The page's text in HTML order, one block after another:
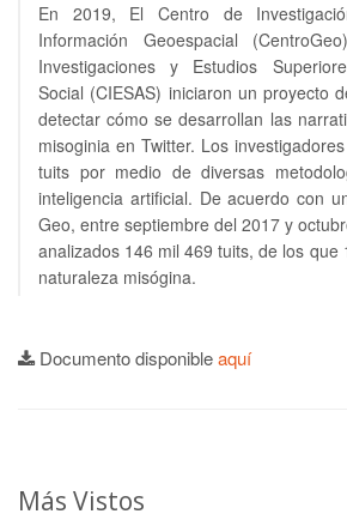
En 2019, El Centro de
Información Geoespacial
Investigaciones y Estudios
Social (CIESAS) iniciaron un proyecto
detectar cómo se desarrollan las
misoginia en Twitter. Los
tuits por medio de diversas
inteligencia artificial. De acuerdo con
Geo, entre septiembre del 2017 y
analizados 146 mil 469 tuits, de los que
naturaleza misógina.
Documento disponibleaquí
Más Vistos